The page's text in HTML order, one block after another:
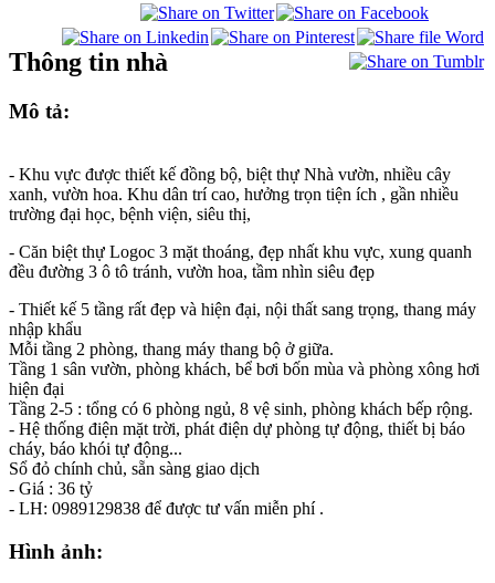
Thông tin nhà
Mô tả:
- Khu vực được thiết kế đồng bộ, biệt thự Nhà vườn, nhiều cây
xanh, vườn hoa. Khu dân trí cao, hưởng trọn tiện ích , gần nhiều
trường đại học, bệnh viện, siêu thị,
- Căn biệt thự Logoc 3 mặt thoáng, đẹp nhất khu vực, xung quanh
đều đường 3 ô tô tránh, vườn hoa, tầm nhìn siêu đẹp
- Thiết kế 5 tầng rất đẹp và hiện đại, nội thất sang trọng, thang máy
nhập khẩu
Mỗi tầng 2 phòng, thang máy thang bộ ở giữa.
Tầng 1 sân vườn, phòng khách, bể bơi bốn mùa và phòng xông hơi
hiện đại
Tầng 2-5 : tổng có 6 phòng ngủ, 8 vệ sinh, phòng khách bếp rộng.
- Hệ thống điện mặt trời, phát điện dự phòng tự động, thiết bị báo
cháy, báo khói tự động...
Sổ đỏ chính chủ, sẵn sàng giao dịch
- Giá : 36 tỷ
- LH: 0989129838 để được tư vấn miễn phí .
Hình ảnh: